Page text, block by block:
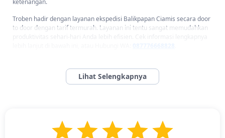
Troben hadir dengan layanan ekspedisi Balikpapan Ciamis secara door
to door dengan tarif termurah. Layanan ini tentu sangat memudahkan
Tarif Ekspedisi Balikpapan Ciamis Terjangkau dan Tepat
Waktu dengan Troben
lain yang sering menjadi pertimbangan adalah memperkirakan tarif
ekspedisi Balikpapan Ciamis. Anda tentu ingin memastikan bahwa